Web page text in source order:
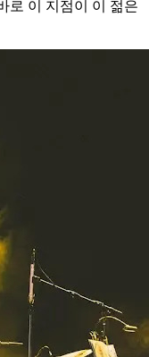
로 이 지점이 이 젊은